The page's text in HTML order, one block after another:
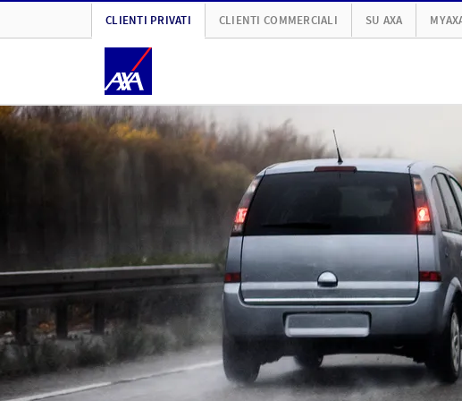
CLIENTI PRIVATI CLIENTI COMMERCIALI SU AXA